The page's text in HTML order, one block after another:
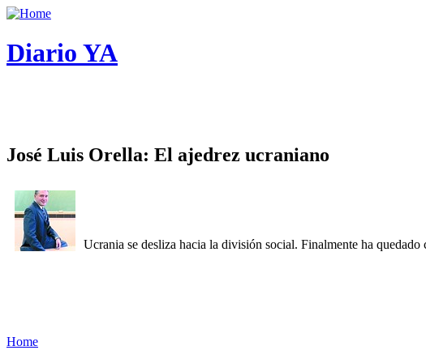
Diario YA
José Luis Orella: El ajedrez ucraniano
Ucrania se desliza hacia la división social. Finalmente ha
Home